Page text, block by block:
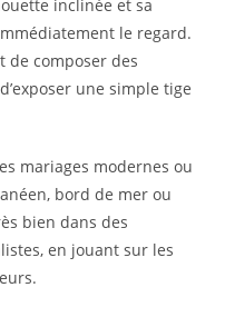
inclinée et sa
le regard.
de composer des
une simple tige
mariages modernes ou
bord de mer ou
bien dans des
en jouant sur les